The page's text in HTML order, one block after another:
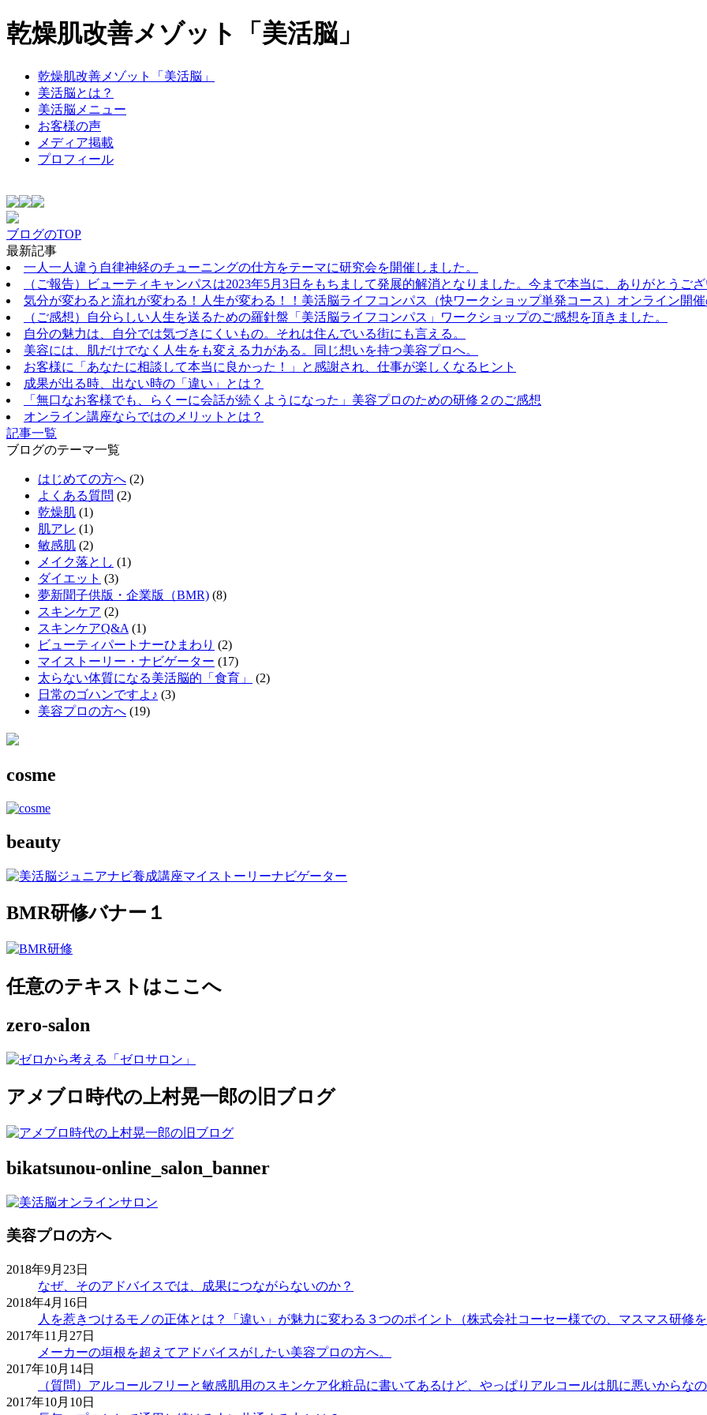
乾燥肌改善メゾット「美活脳」
乾燥肌改善メゾット「美活脳」
美活脳とは？
美活脳メニュー
お客様の声
メディア掲載
プロフィール
ブログのTOP
最新記事
一人一人違う自律神経のチューニングの仕方をテーマに研究会を開催しました。
（ご報告）ビューティキャンパスは2023年5月3日をもちまして発展的解消となりました。今まで本当に、ありがとうござ
気分が変わると流れが変わる！人生が変わる！！美活脳ライフコンパス（快ワークショップ単発コース）オンライン開
（ご感想）自分らしい人生を送るための羅針盤「美活脳ライフコンパス」ワークショップのご感想を頂きました。
自分の魅力は、自分では気づきにくいもの。それは住んでいる街にも言える。
美容には、肌だけでなく人生をも変える力がある。同じ想いを持つ美容プロへ。
お客様に「あなたに相談して本当に良かった！」と感謝され、仕事が楽しくなるヒント
成果が出る時、出ない時の「違い」とは？
「無口なお客様でも、らくーに会話が続くようになった」美容プロのための研修２のご感想
オンライン講座ならではのメリットとは？
記事一覧
ブログのテーマ一覧
はじめての方へ (2)
よくある質問 (2)
乾燥肌 (1)
肌アレ (1)
敏感肌 (2)
メイク落とし (1)
ダイエット (3)
夢新聞子供版・企業版（BMR) (8)
スキンケア (2)
スキンケアQ&A (1)
ビューティパートナーひまわり (2)
マイストーリー・ナビゲーター (17)
太らない体質になる美活脳的「食育」
(2)
日常のゴハンですよ♪ (3)
美容プロの方へ (19)
cosme
beauty
BMR研修バナー１
任意のテキストはここへ
zero-salon
アメブロ時代の上村晃一郎の旧ブログ
bikatsunou-online_salon_banner
美容プロの方へ
2018年9月23日
なぜ、そのアドバイスでは、成果につながらないのか？
2018年4月16日
人を惹きつけるモノの正体とは？「違い」が魅力に変わる３つのポイント（株式会社コーセー様での、マスマス研修を
2017年11月27日
メーカーの垣根を超えてアドバイスがしたい美容プロの方へ。
2017年10月14日
（質問）アルコールフリーと敏感肌用のスキンケア化粧品に書いてあるけど、やっぱりアルコールは肌に悪いからなの
2017年10月10日